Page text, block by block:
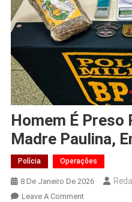
Homem É Preso
Madre Paulina,
Polícia Operações
8 De Janeiro De 2026
Leave A CommentOn